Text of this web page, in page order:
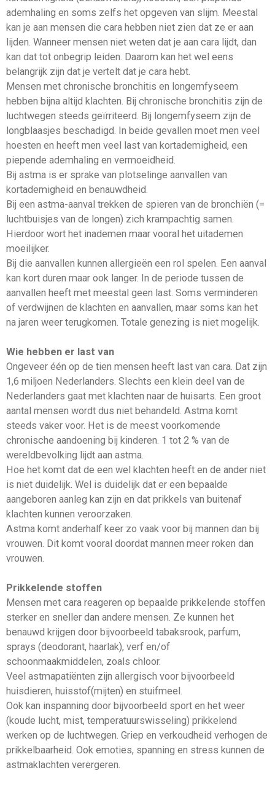
ademhaling en soms zelfs het opgeven van slijm. Meestal
kan je aan mensen die cara hebben niet zien dat ze er aan
lijden. Wanneer mensen niet weten dat je aan cara lijdt, dan
kan dat tot onbegrip leiden. Daarom kan het wel eens
belangrijk zijn dat je vertelt dat je cara hebt.
Mensen met chronische bronchitis en longemfyseem
hebben bijna altijd klachten. Bij chronische bronchitis zijn de
luchtwegen steeds geïrriteerd. Bij longemfyseem zijn de
longblaasjes beschadigd. In beide gevallen moet men veel
hoesten en heeft men veel last van kortademigheid, een
piepende ademhaling en vermoeidheid.
Bij astma is er sprake van plotselinge aanvallen van
kortademigheid en benauwdheid.
Bij een astma-aanval trekken de spieren van de bronchiën (=
luchtbuisjes van de longen) zich krampachtig samen.
Hierdoor wort het inademen maar vooral het uitademen
moeilijker.
Bij die aanvallen kunnen allergieën een rol spelen. Een aanval
kan kort duren maar ook langer. In de periode tussen de
aanvallen heeft met meestal geen last. Soms verminderen
of verdwijnen de klachten en aanvallen, maar soms kan het
na jaren weer terugkomen. Totale genezing is niet mogelijk.
Wie hebben er last van
Ongeveer één op de tien mensen heeft last van cara. Dat zijn
1,6 miljoen Nederlanders. Slechts een klein deel van de
Nederlanders gaat met klachten naar de huisarts. Een groot
aantal mensen wordt dus niet behandeld. Astma komt
steeds vaker voor. Het is de meest voorkomende
chronische aandoening bij kinderen. 1 tot 2 % van de
wereldbevolking lijdt aan astma.
Hoe het komt dat de een wel klachten heeft en de ander niet
is niet duidelijk. Wel is duidelijk dat er een bepaalde
aangeboren aanleg kan zijn en dat prikkels van buitenaf
klachten kunnen veroorzaken.
Astma komt anderhalf keer zo vaak voor bij mannen dan bij
vrouwen. Dit komt vooral doordat mannen meer roken dan
vrouwen.
Prikkelende stoffen
Mensen met cara reageren op bepaalde prikkelende stoffen
sterker en sneller dan andere mensen. Ze kunnen het
benauwd krijgen door bijvoorbeeld tabaksrook, parfum,
sprays (deodorant, haarlak), verf en/of
schoonmaakmiddelen, zoals chloor.
Veel astmapatiënten zijn allergisch voor bijvoorbeeld
huisdieren, huisstof(mijten) en stuifmeel.
Ook kan inspanning door bijvoorbeeld sport en het weer
(koude lucht, mist, temperatuurswisseling) prikkelend
werken op de luchtwegen. Griep en verkoudheid verhogen de
prikkelbaarheid. Ook emoties, spanning en stress kunnen de
astmaklachten verergeren.